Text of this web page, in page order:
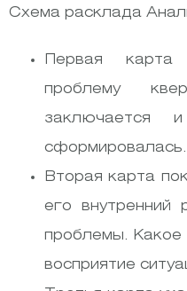
Схема расклада
Первая карта
проблему
заключается
сформировалась.
Вторая карта
его внутренний
проблемы. Какое
восприятие